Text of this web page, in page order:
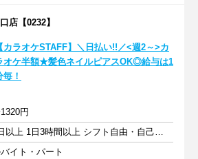
店【0232】
【カラオケSTAFF】＼日払い!!／<週2～>カ
オケ半額★髪色ネイルピアスOK◎給与は1
毎！
円
週2日以上 1日3時間以上 シフト自由・自己申告
イト・パート